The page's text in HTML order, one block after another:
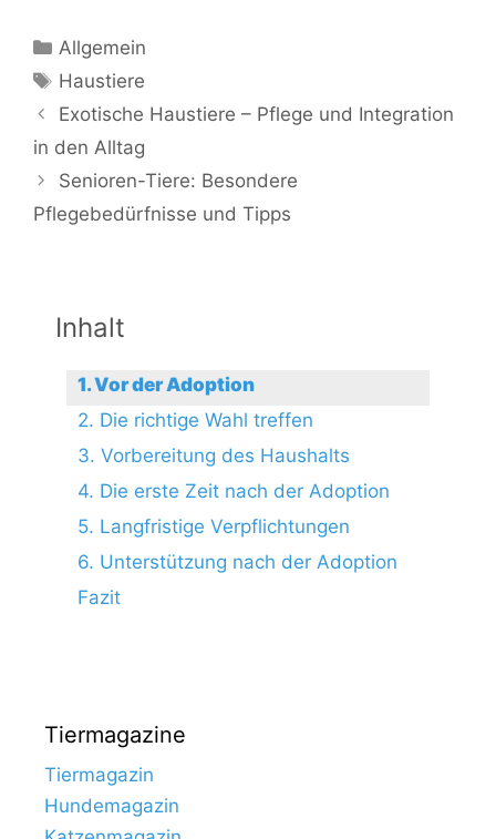
Kategorien
Allgemein
Schlagwörter
Haustiere
Exotische Haustiere – Pflege und Integration
in den Alltag
Senioren-Tiere: Besondere
Pflegebedürfnisse und Tipps
Inhalt
1. Vor der Adoption
2. Die richtige Wahl treffen
3. Vorbereitung des Haushalts
4. Die erste Zeit nach der Adoption
5. Langfristige Verpflichtungen
6. Unterstützung nach der Adoption
Fazit
Tiermagazine
Tiermagazin
Hundemagazin